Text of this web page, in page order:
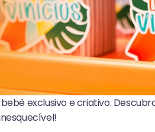
exclusivo e criativo.